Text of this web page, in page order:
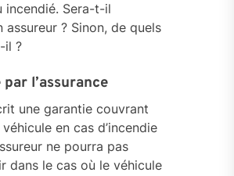
incendié. Sera-t-il
assureur ? Sinon, de quels
il ?
l’assurance
une garantie couvrant
en cas d’incendie
ne pourra pas
dans le cas où le véhicule